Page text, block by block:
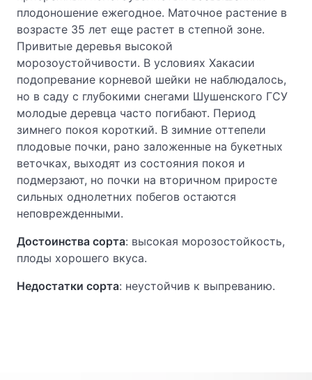
плодоношение ежегодное. Маточное растение в
возрасте 35 лет еще растет в степной зоне.
Привитые деревья высокой
морозоустойчивости. В условиях Хакасии
подопревание корневой шейки не наблюдалось,
но в саду с глубокими снегами Шушенского ГСУ
молодые деревца часто погибают. Период
зимнего покоя короткий. В зимние оттепели
плодовые почки, рано заложенные на букетных
веточках, выходят из состояния покоя и
подмерзают, но почки на вторичном приросте
сильных однолетних побегов остаются
неповрежденными.
Достоинства сорта: высокая морозостойкость,
плоды хорошего вкуса.
Недостатки сорта: неустойчив к выпреванию.